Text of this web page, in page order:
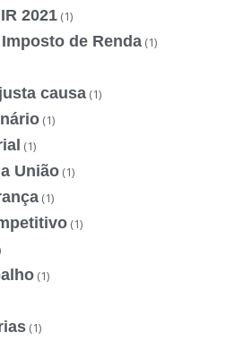
2021 (1)
de Renda (1)
causa (1)
(1)
(1)
União (1)
(1)
(1)
(1)
(1)